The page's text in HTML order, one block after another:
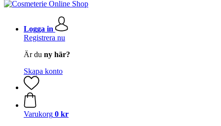
Logga in
Registrera nu
Är du ny här?
Skapa konto
Varukorg 0 kr